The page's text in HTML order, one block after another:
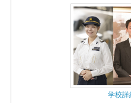
学校詳